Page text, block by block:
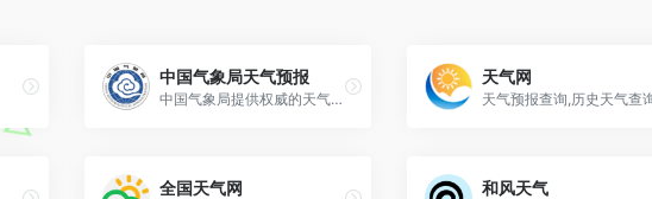
中国气象局天气预报
中国气象局提供权威的天气预报、气象预警、卫星云图、雷达图等专业服务产品
天气网
全国天气网 和风天气